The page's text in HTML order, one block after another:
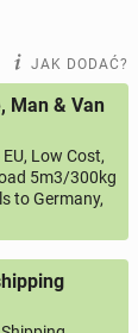
JAK DODAĆ?
Man & Van
Low Cost,
5m3/300kg
to Germany,